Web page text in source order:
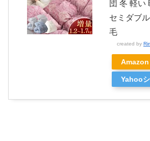
団 冬 軽い
セミダブ
毛
created by
Amazon
Yahoo